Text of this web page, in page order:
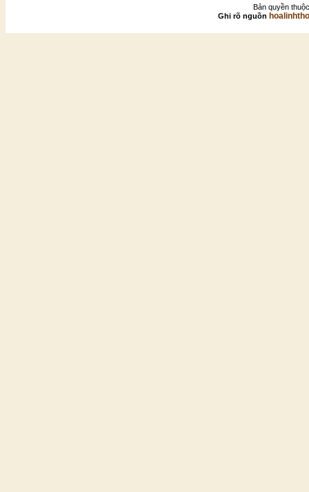
Bản quyền
Ghi rõ nguồn